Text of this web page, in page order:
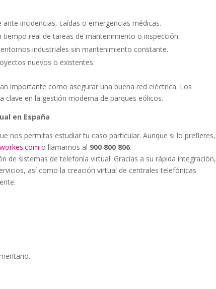
incidencias, caídas o emergencias médicas.
tiempo real de tareas de mantenimiento o inspección.
industriales sin mantenimiento constante.
nuevos o existentes.
importante como asegurar una buena red eléctrica. Los
clave en la gestión moderna de parques eólicos.
en España
nos permitas estudiar tu caso particular. Aunque si lo prefieres,
o llamarnos al 900 800 806.
de sistemas de telefonía virtual. Gracias a su rápida integración,
así como la creación virtual de centrales telefónicas